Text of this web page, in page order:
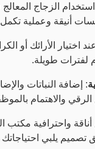
الزجاج
أنيقة وعملية
اختيار الأرائك أو
لفترات طويلة.
: إضافة النباتات
والاهتمام
واحترافية مكتب
تصميم يلبي